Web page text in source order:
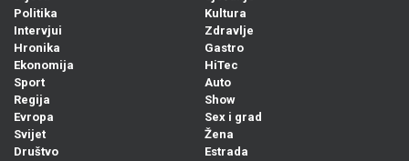
Politika
Intervjui
Hronika
Ekonomija
Sport
Regija
Evropa
Svijet
Društvo
Kultura
Zdravlje
Gastro
HiTec
Auto
Show
Sex i grad
Žena
Estrada